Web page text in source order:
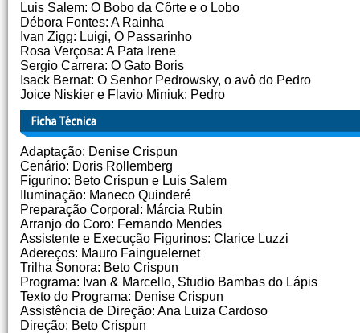
Luis Salem: O Bobo da Côrte e o Lobo
Débora Fontes: A Rainha
Ivan Zigg: Luigi, O Passarinho
Rosa Verçosa: A Pata Irene
Sergio Carrera: O Gato Boris
Isack Bernat: O Senhor Pedrowsky, o avô do Pedro
Joice Niskier e Flavio Miniuk: Pedro
Adaptação: Denise Crispun
Cenário: Doris Rollemberg
Figurino: Beto Crispun e Luis Salem
Iluminação: Maneco Quinderé
Preparação Corporal: Márcia Rubin
Arranjo do Coro: Fernando Mendes
Assistente e Execução Figurinos: Clarice Luzzi
Adereços: Mauro Fainguelernet
Trilha Sonora: Beto Crispun
Programa: Ivan & Marcello, Studio Bambas do Lápis
Texto do Programa: Denise Crispun
Assistência de Direção: Ana Luiza Cardoso
Direção: Beto Crispun